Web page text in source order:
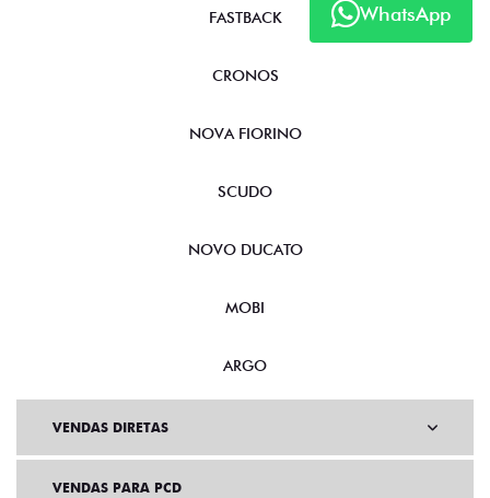
WhatsApp
FASTBACK
CRONOS
NOVA FIORINO
SCUDO
NOVO DUCATO
MOBI
ARGO
VENDAS DIRETAS
VENDAS PARA PCD